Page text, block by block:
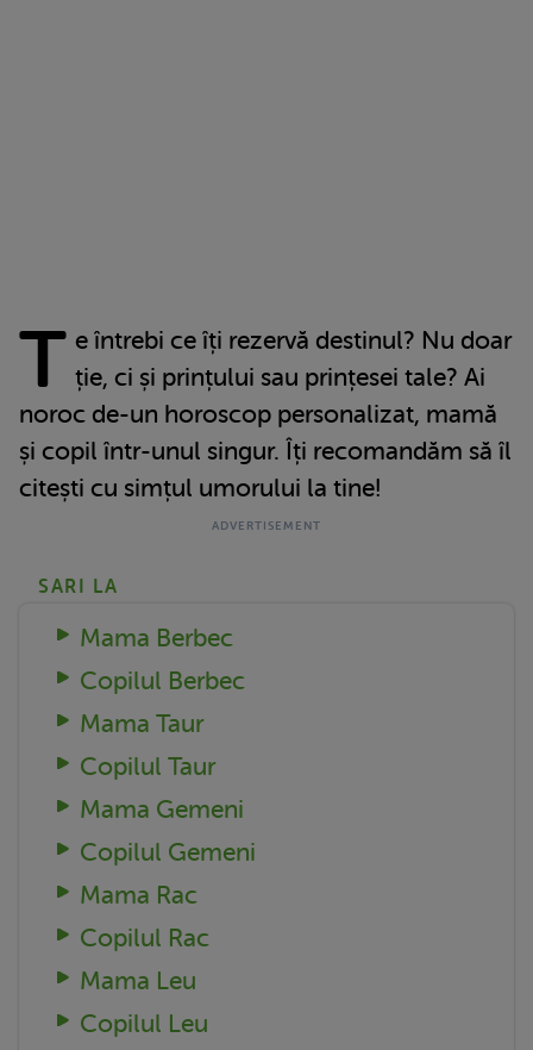
T e întrebi ce îți rezervă destinul? Nu doar
ție, ci și prințului sau prințesei tale? Ai
noroc de-un horoscop personalizat, mamă
și copil într-unul singur. Îți recomandăm să îl
citești cu simțul umorului la tine!
SARI LA
Mama Berbec
Copilul Berbec
Mama Taur
Copilul Taur
Mama Gemeni
Copilul Gemeni
Mama Rac
Copilul Rac
Mama Leu
Copilul Leu